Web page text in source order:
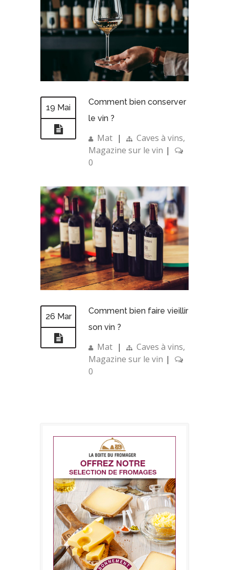
19 Mai
Comment bien conserver
le vin ?
Mat | Caves à vins,
Magazine sur le vin |
0
26 Mar
Comment bien faire vieillir
son vin ?
Mat | Caves à vins,
Magazine sur le vin |
0